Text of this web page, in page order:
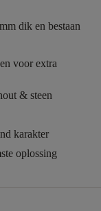
dik en bestaan
voor extra
& steen
karakter
oplossing